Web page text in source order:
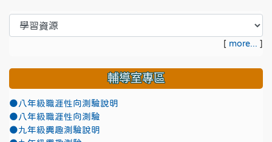
[ more... ]
輔導室專區
●八年級職涯性向測驗說明
●八年級職涯性向測驗
●九年級興趣測驗說明